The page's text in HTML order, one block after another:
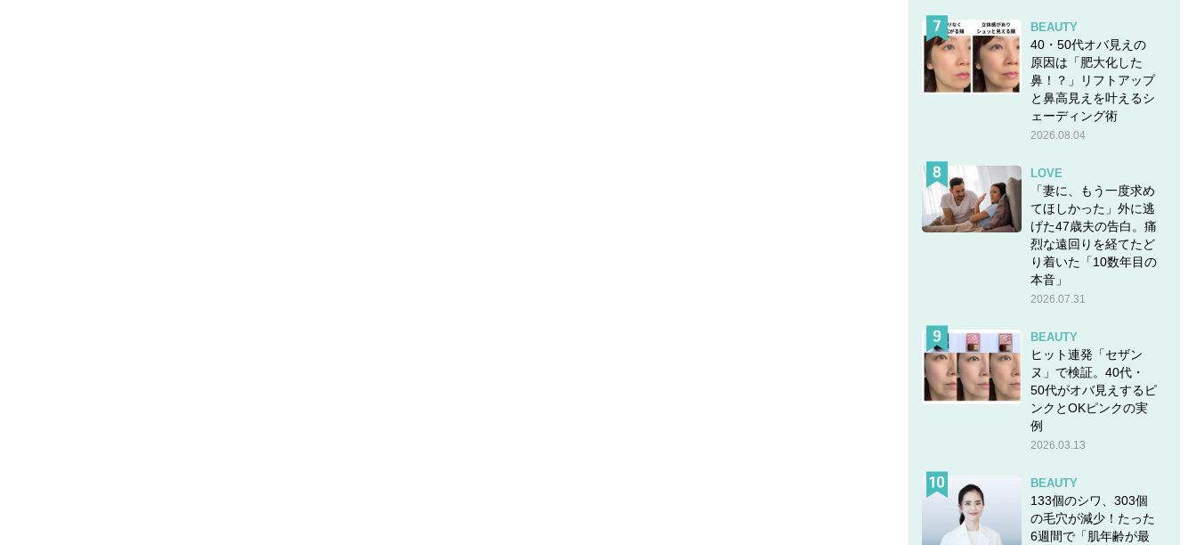
BEAUTY
40・50代オバ見えの
原因は「肥大化した
鼻！？」リフトアップ
と鼻高見えを叶えるシ
ェーディング術
2026.08.04
LOVE
「妻に、もう一度求め
てほしかった」外に逃
げた47歳夫の告白。痛
烈な遠回りを経てたど
り着いた「10数年目の
本音」
2026.07.31
BEAUTY
ヒット連発「セザン
ヌ」で検証。40代・
50代がオバ見えするピ
ンクとOKピンクの実
例
2026.03.13
BEAUTY
133個のシワ、303個
の毛穴が減少！たった
6週間で「肌年齢が最